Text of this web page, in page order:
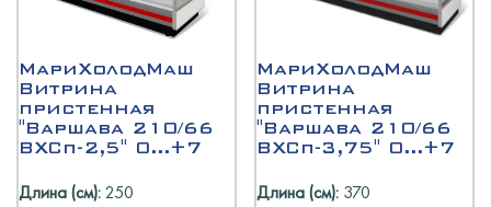
МариХолодМаш
Витрина
пристенная
"Варшава 210/66
ВХСп-2,5" 0...+7
Длина (см):250
МариХолодМаш
Витрина
пристенная
"Варшава 210/66
ВХСп-3,75" 0...+7
Длина (см): 370